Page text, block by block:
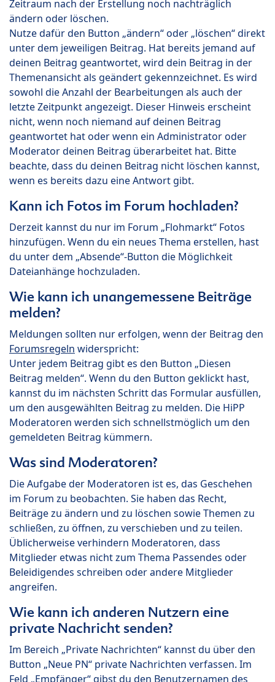
Zeitraum nach der Erstellung noch nachträglich
ändern oder löschen.
Nutze dafür den Button „ändern“ oder „löschen“ direkt
unter dem jeweiligen Beitrag. Hat bereits jemand auf
deinen Beitrag geantwortet, wird dein Beitrag in der
Themenansicht als geändert gekennzeichnet. Es wird
sowohl die Anzahl der Bearbeitungen als auch der
letzte Zeitpunkt angezeigt. Dieser Hinweis erscheint
nicht, wenn noch niemand auf deinen Beitrag
geantwortet hat oder wenn ein Administrator oder
Moderator deinen Beitrag überarbeitet hat. Bitte
beachte, dass du deinen Beitrag nicht löschen kannst,
wenn es bereits dazu eine Antwort gibt.
Kann ich Fotos im Forum hochladen?
Derzeit kannst du nur im Forum „Flohmarkt“ Fotos
hinzufügen. Wenn du ein neues Thema erstellen, hast
du unter dem „Absende“-Button die Möglichkeit
Dateianhänge hochzuladen.
Wie kann ich unangemessene Beiträge
melden?
Meldungen sollten nur erfolgen, wenn der Beitrag den
Forumsregeln widerspricht:
Unter jedem Beitrag gibt es den Button „Diesen
Beitrag melden“. Wenn du den Button geklickt hast,
kannst du im nächsten Schritt das Formular ausfüllen,
um den ausgewählten Beitrag zu melden. Die HiPP
Moderatoren werden sich schnellstmöglich um den
gemeldeten Beitrag kümmern.
Was sind Moderatoren?
Die Aufgabe der Moderatoren ist es, das Geschehen
im Forum zu beobachten. Sie haben das Recht,
Beiträge zu ändern und zu löschen sowie Themen zu
schließen, zu öffnen, zu verschieben und zu teilen.
Üblicherweise verhindern Moderatoren, dass
Mitglieder etwas nicht zum Thema Passendes oder
Beleidigendes schreiben oder andere Mitglieder
angreifen.
Wie kann ich anderen Nutzern eine
private Nachricht senden?
Im Bereich „Private Nachrichten“ kannst du über den
Button „Neue PN“ private Nachrichten verfassen. Im
Feld „Empfänger“ gibst du den Benutzernamen des